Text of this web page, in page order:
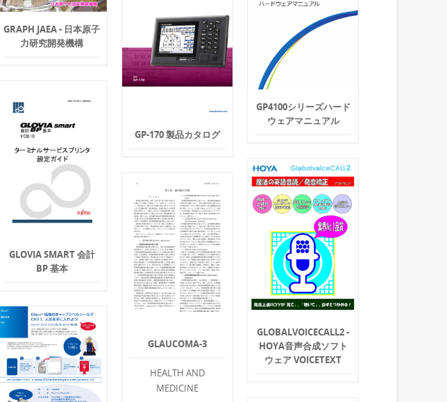
GRAPH JAEA - 日本原子
力研究開発機構
GP4100シリーズハード
ウェアマニュアル
GP-170 製品カタログ
GLOVIA SMART 会計
BP 基本
GLOBALVOICECALL2 -
HOYA音声合成ソフト
ウェア VOICETEXT
GLAUCOMA-3
HEALTH AND
MEDICINE